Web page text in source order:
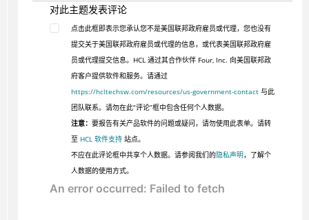
对此主题发表评论
点击此框即表示您承认您不是美国联邦政府雇员或代理，您也没有
提交关于美国联邦政府雇员或代理的信息，或代表美国联邦政府雇
员或代理提交信息。HCL 通过其合作伙伴 Four, Inc. 向美国联邦政
府客户提供软件和服务。请通过
https://hcltechsw.com/resources/us-government-contact与此
团队联系。请勿在此“评论”框中包含任何个人数据。
注意： 要报告有关产品软件的问题或疑问，请勿使用此表单。请转
至 HCL 软件支持站点。
不应在此评论框中共享个人数据。请参阅我们的隐私声明，了解个
人数据的使用方式。